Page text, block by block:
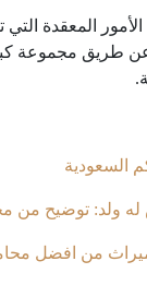
المعقدة التي
طريق مجموعة
السعودية
له ولد: توضيح
من افضل